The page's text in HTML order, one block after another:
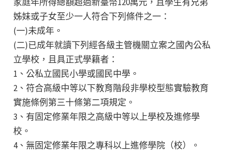
姊妹或子女至少一人符合下列條件之一：
(一)未成年。
(二)已成年就讀下列經各級主管機關立案之國內公私
立學校，且具正式學籍者：
1、公私立國民小學或國民中學。
2、符合高級中等以下教育階段非學校型態實驗教育
實施條例第三十條第二項規定。
3、有固定修業年限之高級中等以上學校及進修學
校。
4、無固定修業年限之專科以上進修學院（校）。